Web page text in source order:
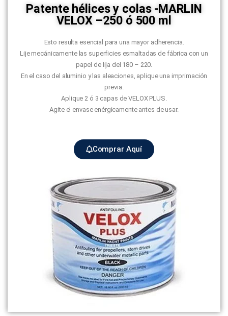
Patente hélices y colas -MARLIN
VELOX –250 ó 500 ml
Esto resulta esencial para una mayor adherencia.
Lije mecánicamente las superficies esmaltadas de fábrica con un
papel de lija del 180 – 220.
En el caso del aluminio y las aleaciones, aplique una imprimación
previa.
Aplique 2 ó 3 capas de VELOX PLUS.
Agite el envase enérgicamente antes de usar.
Comprar Aquí